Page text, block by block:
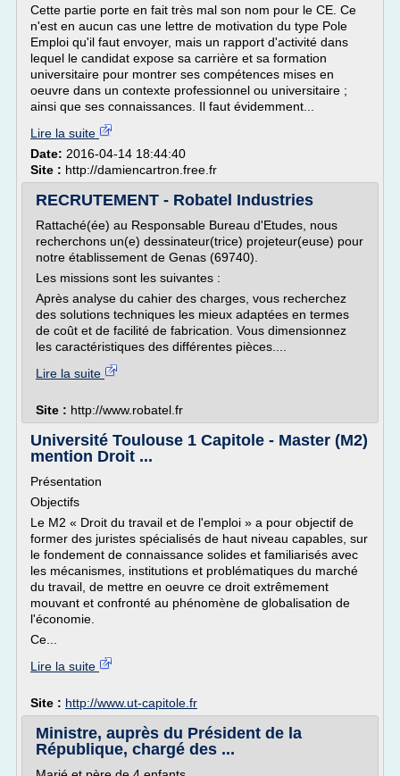
Cette partie porte en fait très mal son nom pour le CE. Ce
n'est en aucun cas une lettre de motivation du type Pole
Emploi qu'il faut envoyer, mais un rapport d'activité dans
lequel le candidat expose sa carrière et sa formation
universitaire pour montrer ses compétences mises en
oeuvre dans un contexte professionnel ou universitaire ;
ainsi que ses connaissances. Il faut évidemment...
Lire la suite
Date: 2016-04-14 18:44:40
Site : http://damiencartron.free.fr
RECRUTEMENT - Robatel Industries
Rattaché(ée) au Responsable Bureau d'Etudes, nous
recherchons un(e) dessinateur(trice) projeteur(euse) pour
notre établissement de Genas (69740).
Les missions sont les suivantes :
Après analyse du cahier des charges, vous recherchez
des solutions techniques les mieux adaptées en termes
de coût et de facilité de fabrication. Vous dimensionnez
les caractéristiques des différentes pièces....
Lire la suite
Site : http://www.robatel.fr
Université Toulouse 1 Capitole - Master (M2)
mention Droit ...
Présentation
Objectifs
Le M2 « Droit du travail et de l'emploi » a pour objectif de
former des juristes spécialisés de haut niveau capables, sur
le fondement de connaissance solides et familiarisés avec
les mécanismes, institutions et problématiques du marché
du travail, de mettre en oeuvre ce droit extrêmement
mouvant et confronté au phénomène de globalisation de
l'économie.
Ce...
Lire la suite
Site : http://www.ut-capitole.fr
Ministre, auprès du Président de la
République, chargé des ...